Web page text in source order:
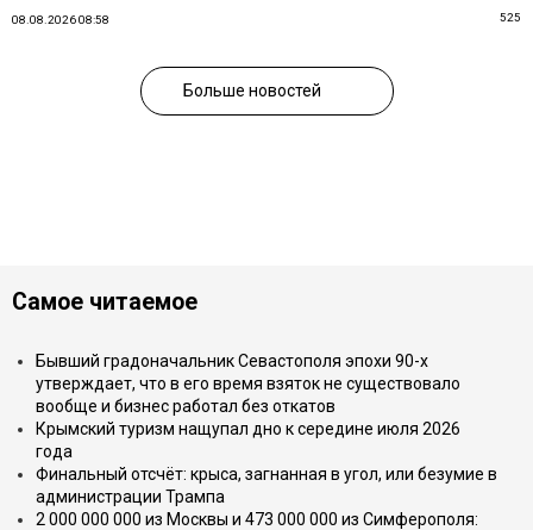
08.08.2026 08:58 525
Больше новостей
Самое читаемое
Бывший градоначальник Севастополя эпохи 90-х
утверждает, что в его время взяток не существовало
вообще и бизнес работал без откатов
Крымский туризм нащупал дно к середине июля 2026
года
Финальный отсчёт: крыса, загнанная в угол, или безумие в
администрации Трампа
2 000 000 000 из Москвы и 473 000 000 из Симферополя: